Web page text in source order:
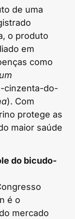
de uma
o produto
em
como
cinzenta-do-
). Com
protege as
maior saúde
do bicudo-
é o
mercado